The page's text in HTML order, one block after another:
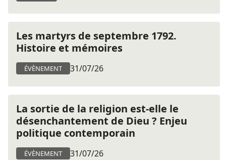
Les martyrs de septembre 1792.
Histoire et mémoires
ÉVÈNEMENT 31/07/26
La sortie de la religion est-elle le
désenchantement de Dieu ? Enjeu
politique contemporain
ÉVÈNEMENT 31/07/26